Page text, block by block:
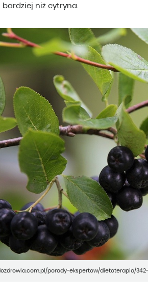
niż cytryna.
porady-ekspertow/dietoterapia/